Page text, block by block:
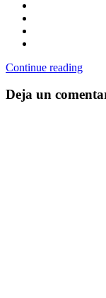
Continue reading
Deja un